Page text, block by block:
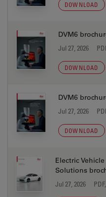
DOWNLOAD
DVM6
Jul 27, 2026
DOWNLOAD
DVM6
Jul 27, 2026
DOWNLOAD
Electric
Solutions
Jul 27, 2026